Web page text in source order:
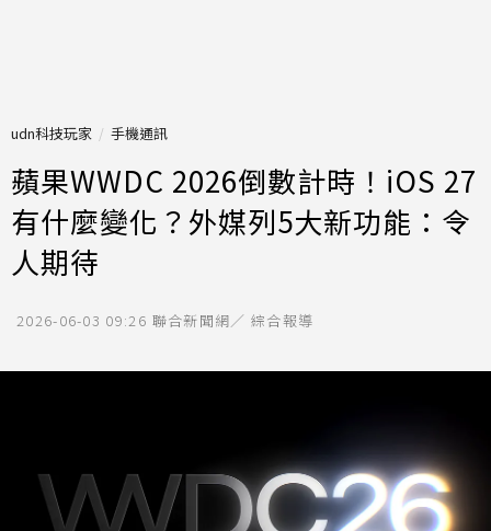
udn科技玩家 手機通訊
蘋果WWDC 2026倒數計時！iOS 27
有什麼變化？外媒列5大新功能：令
人期待
2026-06-03 09:26 聯合新聞網／ 綜合報導